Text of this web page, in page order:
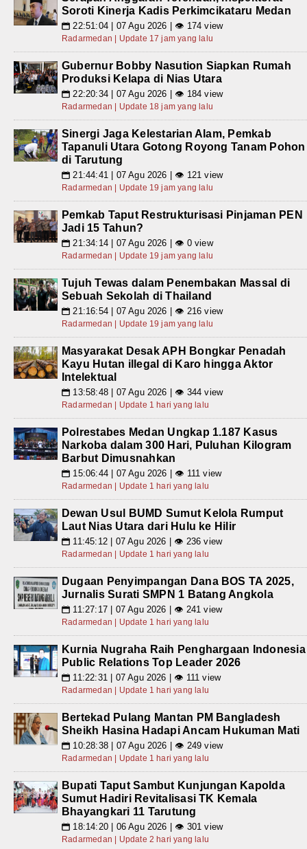
Soroti Kinerja Kadis Perkimcikataru Medan
📅 22:51:04 | 07 Agu 2026 | 👁 174 view
Radarmedan | Update 17 jam yang lalu
Gubernur Bobby Nasution Siapkan Rumah
Produksi Kelapa di Nias Utara
📅 22:20:34 | 07 Agu 2026 | 👁 184 view
Radarmedan | Update 18 jam yang lalu
Sinergi Jaga Kelestarian Alam, Pemkab
Tapanuli Utara Gotong Royong Tanam Pohon
di Tarutung
📅 21:44:41 | 07 Agu 2026 | 👁 121 view
Radarmedan | Update 19 jam yang lalu
Pemkab Taput Restrukturisasi Pinjaman PEN
Jadi 15 Tahun?
📅 21:34:14 | 07 Agu 2026 | 👁 0 view
Radarmedan | Update 19 jam yang lalu
Tujuh Tewas dalam Penembakan Massal di
Sebuah Sekolah di Thailand
📅 21:16:54 | 07 Agu 2026 | 👁 216 view
Radarmedan | Update 19 jam yang lalu
Masyarakat Desak APH Bongkar Penadah
Kayu Hutan illegal di Karo hingga Aktor
Intelektual
📅 13:58:48 | 07 Agu 2026 | 👁 344 view
Radarmedan | Update 1 hari yang lalu
Polrestabes Medan Ungkap 1.187 Kasus
Narkoba dalam 300 Hari, Puluhan Kilogram
Barbut Dimusnahkan
📅 15:06:44 | 07 Agu 2026 | 👁 111 view
Radarmedan | Update 1 hari yang lalu
Dewan Usul BUMD Sumut Kelola Rumput
Laut Nias Utara dari Hulu ke Hilir
📅 11:45:12 | 07 Agu 2026 | 👁 236 view
Radarmedan | Update 1 hari yang lalu
Dugaan Penyimpangan Dana BOS TA 2025,
Jurnalis Surati SMPN 1 Batang Angkola
📅 11:27:17 | 07 Agu 2026 | 👁 241 view
Radarmedan | Update 1 hari yang lalu
Kurnia Nugraha Raih Penghargaan Indonesia
Public Relations Top Leader 2026
📅 11:22:31 | 07 Agu 2026 | 👁 111 view
Radarmedan | Update 1 hari yang lalu
Bertekad Pulang Mantan PM Bangladesh
Sheikh Hasina Hadapi Ancam Hukuman Mati
📅 10:28:38 | 07 Agu 2026 | 👁 249 view
Radarmedan | Update 1 hari yang lalu
Bupati Taput Sambut Kunjungan Kapolda
Sumut Hadiri Revitalisasi TK Kemala
Bhayangkari 11 Tarutung
📅 18:14:20 | 06 Agu 2026 | 👁 301 view
Radarmedan | Update 2 hari yang lalu